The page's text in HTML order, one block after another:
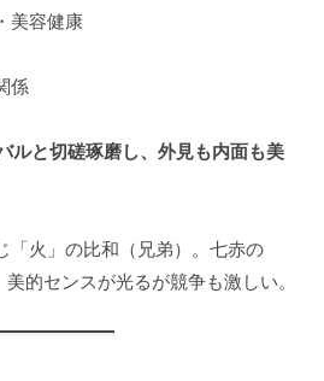
美容健康
係
ルと切磋琢磨し、外見も内面も美
「火」の比和（兄弟）。七赤の
美的センスが光るが競争も激しい。